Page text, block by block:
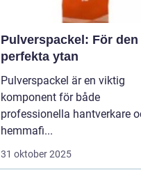
Pulverspackel: För den
perfekta ytan
Pulverspackel är en viktig
komponent för både
professionella hantverkare
hemmafi...
31 oktober 2025